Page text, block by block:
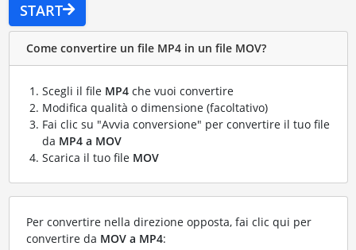
START
Come convertire un file MP4 in un file MOV?
Scegli il file MP4che vuoi convertire
Modifica qualità o dimensione (facoltativo)
Fai clic su "Avvia conversione" per convertire il tuo file
da MP4 a MOV
Scarica il tuo file MOV
Per convertire nella direzione opposta, fai clic qui per
convertire da MOV a MP4: